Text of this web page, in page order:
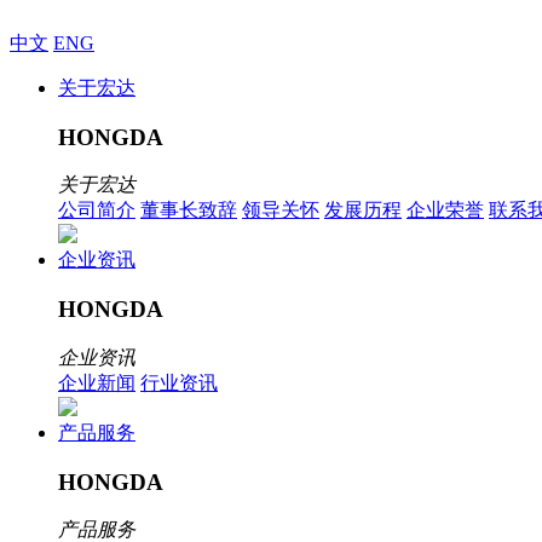
中文 ENG
关于宏达
HONGDA
关于宏达
公司简介 董事长致辞 领导关怀 发展历程 企业荣誉 联系
企业资讯
HONGDA
企业资讯
企业新闻 行业资讯
产品服务
HONGDA
产品服务